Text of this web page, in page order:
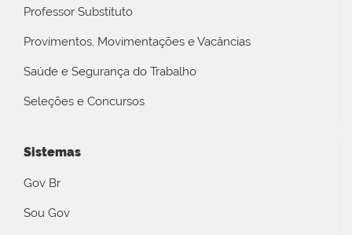
Professor Substituto
Provimentos, Movimentações e Vacâncias
Saúde e Segurança do Trabalho
Seleções e Concursos
Sistemas
Gov Br
Sou Gov